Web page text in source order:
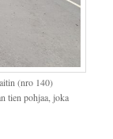
(nro 140)
tien pohjaa, joka